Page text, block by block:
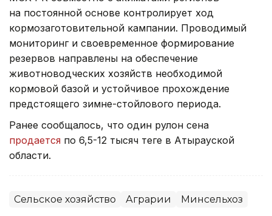
на постоянной основе контролирует ход
кормозаготовительной кампании. Проводимый
мониторинг и своевременное формирование
резервов направлены на обеспечение
животноводческих хозяйств необходимой
кормовой базой и устойчивое прохождение
предстоящего зимне-стойлового периода.
Ранее сообщалось, что один рулон сена
продается по 6,5-12 тысяч теңге в Атырауской
области.
Сельское хозяйство Аграрии Минсельхоз